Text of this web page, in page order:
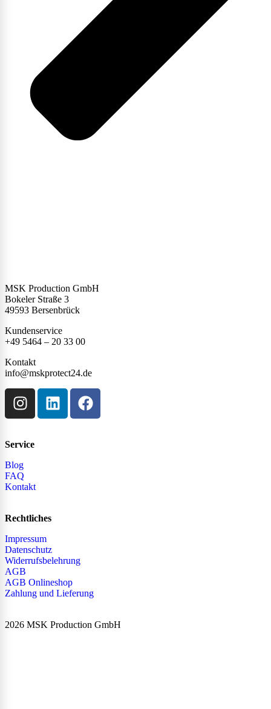
MSK Production GmbH
Bokeler Straße 3
49593 Bersenbrück
Kundenservice
+49 5464 – 20 33 00
Kontakt
info@mskprotect24.de
Service
Blog
FAQ
Kontakt
Rechtliches
Impressum
Datenschutz
Widerrufsbelehrung
AGB
AGB Onlineshop
Zahlung und Lieferung
2026 MSK Production GmbH